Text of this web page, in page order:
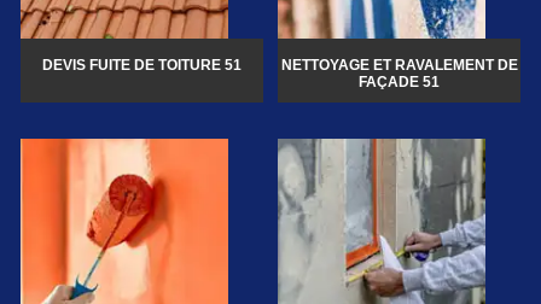
DEVIS FUITE DE TOITURE 51
NETTOYAGE ET RAVALEMENT DE
FAÇADE 51